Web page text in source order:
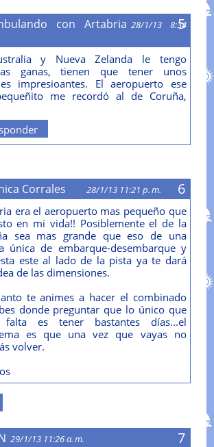
con Artabria 28/1/13 8:34
y Nueva Zelanda le tengo
ganas, tienen que tener unos
impresioantes. El aeropuerto ese
me recordó al de Coruña,
Corrales 28/1/13 11:21 p. m.
era el aeropuerto mas pequeño que
en mi vida!! Posiblemente el de la
sea mas grande que eso de una
única de embarque-desembarque y
este al lado de la pista ya te dará
de las dimensiones.
te animes a hacer el combinado
donde preguntar que lo único que
falta es tener bastantes días...el
es que una vez que vayas no
volver.
29/1/13 11:26 a. m.